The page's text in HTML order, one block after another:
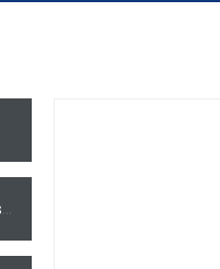
Gelöteter Plattenwärmetauscher